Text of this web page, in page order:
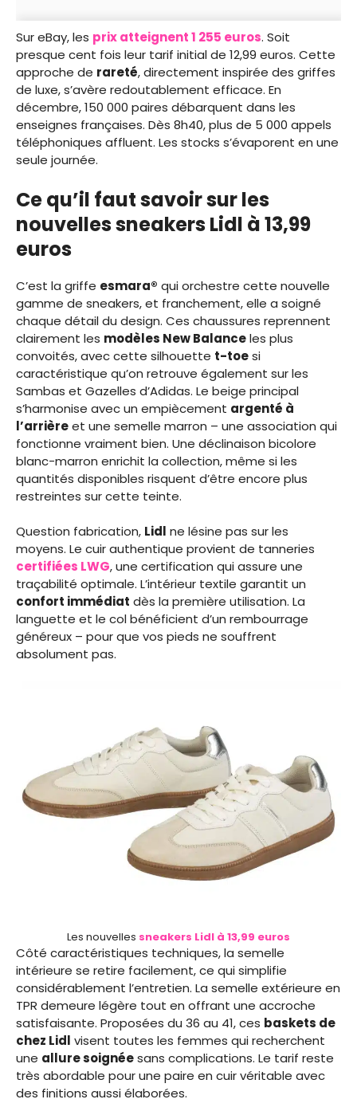
Sur eBay, les prix atteignent 1 255 euros. Soit
presque cent fois leur tarif initial de 12,99 euros. Cette
approche de rareté, directement inspirée des griffes
de luxe, s’avère redoutablement efficace. En
décembre, 150 000 paires débarquent dans les
enseignes françaises. Dès 8h40, plus de 5 000 appels
téléphoniques affluent. Les stocks s’évaporent en une
seule journée.
Ce qu’il faut savoir sur les
nouvelles sneakers Lidl à 13,99
euros
C’est la griffe esmara® qui orchestre cette nouvelle
gamme de sneakers, et franchement, elle a soigné
chaque détail du design. Ces chaussures reprennent
clairement les modèles New Balanceles plus
convoités, avec cette silhouette t-toesi
caractéristique qu’on retrouve également sur les
Sambas et Gazelles d’Adidas. Le beige principal
s’harmonise avec un empiècement argenté à
l’arrièreet une semelle marron – une association qui
fonctionne vraiment bien. Une déclinaison bicolore
blanc-marron enrichit la collection, même si les
quantités disponibles risquent d’être encore plus
restreintes sur cette teinte.
Question fabrication, Lidl ne lésine pas sur les
moyens. Le cuir authentique provient de tanneries
certifiées LWG, une certification qui assure une
traçabilité optimale. L’intérieur textile garantit un
confort immédiat dès la première utilisation. La
languette et le col bénéficient d’un rembourrage
généreux – pour que vos pieds ne souffrent
absolument pas.
Les nouvelles sneakers Lidl à 13,99 euros
Côté caractéristiques techniques, la semelle
intérieure se retire facilement, ce qui simplifie
considérablement l’entretien. La semelle extérieure en
TPR demeure légère tout en offrant une accroche
satisfaisante. Proposées du 36 au 41, ces baskets de
chez Lidl visent toutes les femmes qui recherchent
une allure soignéesans complications. Le tarif reste
très abordable pour une paire en cuir véritable avec
des finitions aussi élaborées.